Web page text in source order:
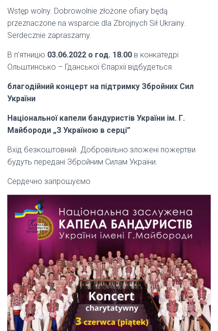
Wstęp wolny. Dobrowolnie złożone ofiary będą
przeznaczone na wsparcie dla Zbrojnych Sił Ukrainy.
Serdecznie zapraszamy.
В п’ятницю 03.06.2022 о год. 18.00 в конкатедрі
Ольштинсько – Гданської Єпархії відбудеться
благодійний концерт на підтримку Збройних Сил
України
Національної капели бандуристів України ім. Г.
Майбороди „З Україною в серці”
Вхід безкоштовний. Добровільно зложені пожертви
будуть передані Збройним Силам України.
Сердечно запрошуємо